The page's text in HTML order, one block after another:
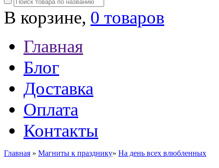
В корзине, 0 товаров
Главная
Блог
Доставка
Оплата
Контакты
Главная » Магниты к празднику» На день всех влюбленных